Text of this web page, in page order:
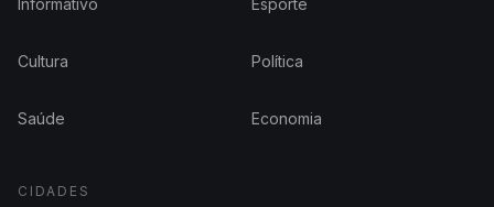
Informativo Esporte
Cultura Política
Saúde Economia
CIDADES